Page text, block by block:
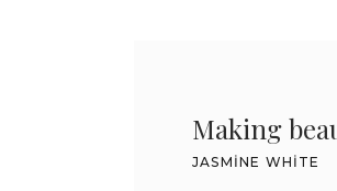
Making
JASMINE WHITE